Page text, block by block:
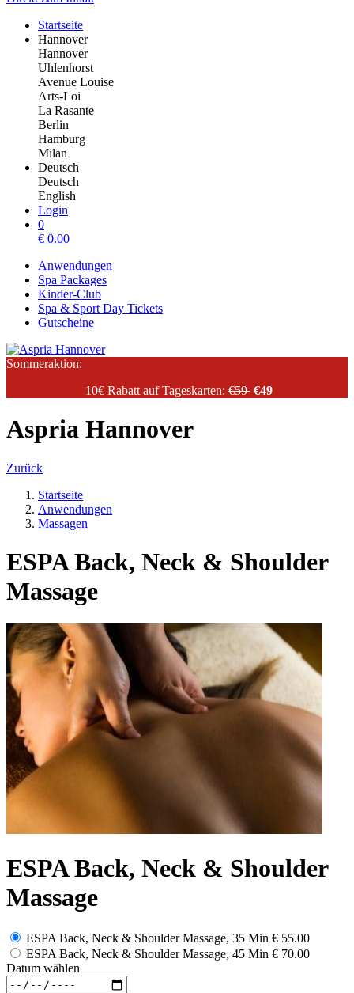
Startseite
Hannover
Hannover
Uhlenhorst
Avenue Louise
Arts-Loi
La Rasante
Berlin
Hamburg
Milan
Deutsch
Deutsch
English
Login
0
€ 0.00
Anwendungen
Spa Packages
Kinder-Club
Spa & Sport Day Tickets
Gutscheine
Sommeraktion:
10€ Rabatt auf Tageskarten: €59 €49
Aspria Hannover
Zurück
Startseite
Anwendungen
Massagen
ESPA Back, Neck & Shoulder
Massage
ESPA Back, Neck & Shoulder
Massage
ESPA Back, Neck & Shoulder Massage, 35 Min € 55.00
ESPA Back, Neck & Shoulder Massage, 45 Min € 70.00
Datum wählen